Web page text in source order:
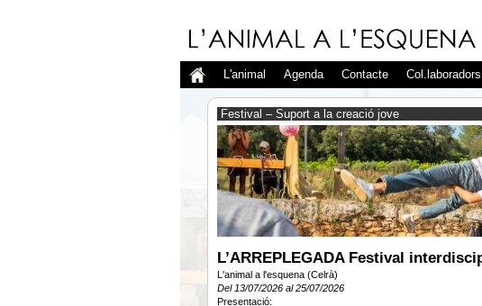
L'animal Agenda Contacte Col.laboradors
Festival – Suport a la creació jove
L’ARREPLEGADA Festival
L'animal a l'esquena (Celrà)
Del 13/07/2026 al 25/07/2026
Presentació: